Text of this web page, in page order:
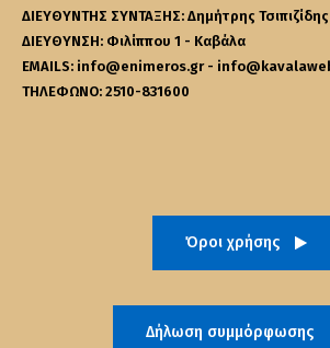
ΔΙΕΥΘΥΝΤΗΣ ΣΥΝΤΑΞΗΣ: Δημήτρης Τσιπιζίδης
ΔΙΕΥΘΥΝΣΗ: Φιλίππου 1 - Καβάλα
EMAILS: info@enimeros.gr -
ΤΗΛΕΦΩΝΟ: 2510-831600
Όροι χρήσης
Δήλωση συμμόρφωσης